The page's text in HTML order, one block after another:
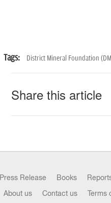
Tags: District Mineral Foundation
Share this article
Press Release Books
About us Contact us Terms